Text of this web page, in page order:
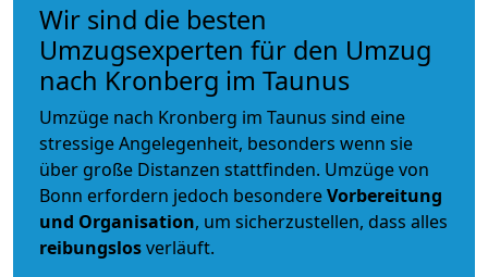
Wir sind die besten
Umzugsexperten für den Umzug
nach Kronberg im Taunus
Umzüge nach Kronberg im Taunus sind eine
stressige Angelegenheit, besonders wenn sie
über große Distanzen stattfinden. Umzüge von
Bonn erfordern jedoch besondereVorbereitung
und Organisation, um sicherzustellen, dass alles
reibungslosverläuft.